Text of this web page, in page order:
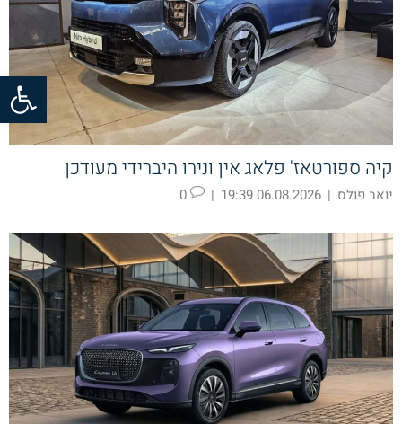
פתח
קיה ספורטאז' פלאג אין ונירו היברידי מעודכן
יואב פולס |
06.08.2026 19:39
|